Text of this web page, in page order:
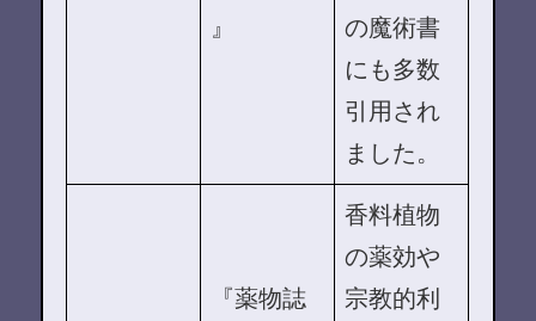
』
の魔術書
にも多数
引用され
ました。
『薬物誌
香料植物
の薬効や
宗教的利